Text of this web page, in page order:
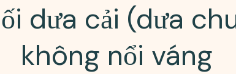
dưa cải (dưa
không nổi váng